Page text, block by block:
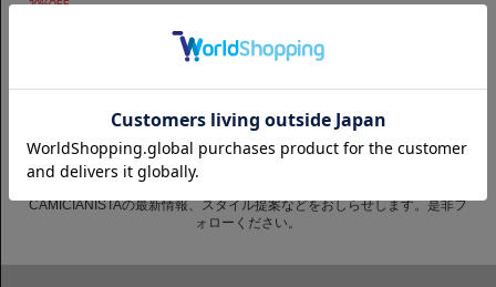
20%OFF
GET TO KNOW US
CAMICIANISTAの最新情報、スタイル提案などをおしらせします。是非フ
ォローください。